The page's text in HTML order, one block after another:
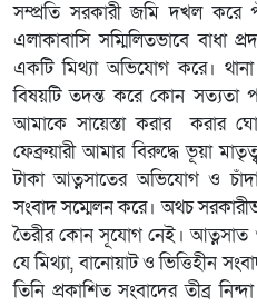
সম্প্রতি সরকারী জমি দখল করে
এলাকাবাসি সম্মিলিতভাবে বাধা
একটি মিথ্যা অভিযোগ করে।
বিষয়টি তদন্ত করে কোন সত্যতা
আমাকে সায়েস্তা করার করার
ফেব্রুয়ারী আমার বিরুদ্ধে ভূয়া
টাকা আত্নসাতের অভিযোগ ও
সংবাদ সম্মেলন করে। অথচ
তৈরীর কোন সূযোগ নেই। আত্নসাত
যে মিথ্যা, বানোয়াট ও ভিত্তিহীন
তিনি প্রকাশিত সংবাদের তীব্র